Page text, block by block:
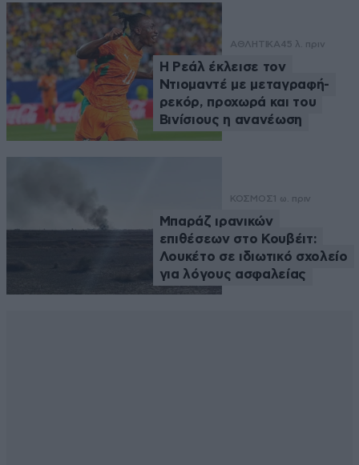
ΑΘΛΗΤΙΚΑ45 λ. πριν
Η Ρεάλ έκλεισε τον
Ντιομαντέ με μεταγραφή-
ρεκόρ, προχωρά και του
Βινίσιους η ανανέωση
ΚΟΣΜΟΣ 1 ω. πριν
Μπαράζ ιρανικών
επιθέσεων στο Κουβέιτ:
Λουκέτο σε ιδιωτικό σχολείο
για λόγους ασφαλείας